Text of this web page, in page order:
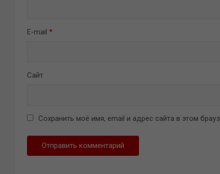
E-mail *
Сайт
Сохранить моё имя, email и адрес сайта в этом